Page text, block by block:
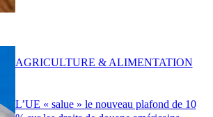
L’UE « salue » le nouveau plafond de 10
AGRICULTURE & ALIMENTATION